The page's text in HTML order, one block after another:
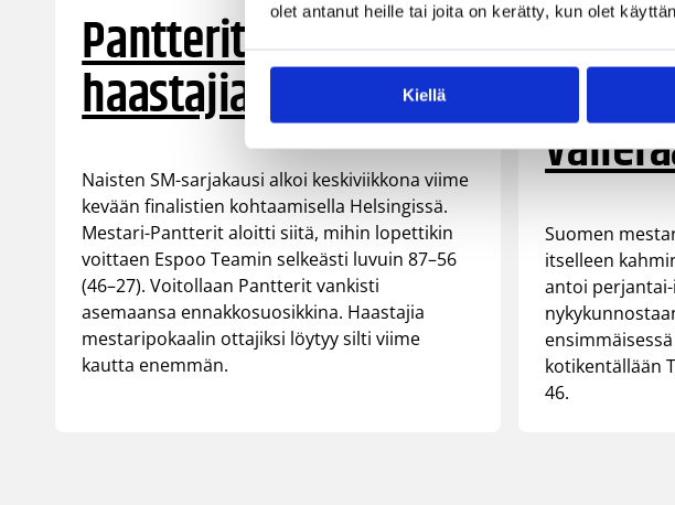
olet antanut heille tai joita on kerätty, kun olet
Kiellä
Pantterit suosikki,
haastajiakin löytyy
Naisten SM-sarjakausi alkoi keskiviikkona viime
kevään finalistien kohtaamisella Helsingissä.
Mestari-Pantterit aloitti siitä, mihin lopettikin
voittaen Espoo Teamin selkeästi luvuin 87–56
(46–27). Voitollaan Pantterit vankisti
asemaansa ennakkosuosikkina. Haastajia
mestaripokaalin ottajiksi löytyy silti viime
kautta enemmän.
Suomen
itselleen
antoi
kotikentällään
46.